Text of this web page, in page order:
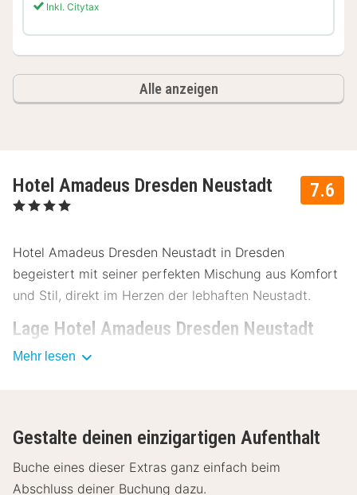
Inkl. Citytax
Alle anzeigen
7.6
Hotel Amadeus Dresden Neustadt
, 4 Sterne
Hotel Amadeus Dresden Neustadt in Dresden
begeistert mit seiner perfekten Mischung aus Komfort
und Stil, direkt im Herzen der lebhaften Neustadt.
Lage Hotel Amadeus Dresden Neustadt
Das Hotel Amadeus Dresden Neustadt liegt ideal in der
Zwinger - 2.5km
Semperoper - 2.3km
Mehr lesen
Gestalte deinen einzigartigen Aufenthalt
Buche eines dieser Extras ganz einfach beim
Abschluss deiner Buchung dazu.